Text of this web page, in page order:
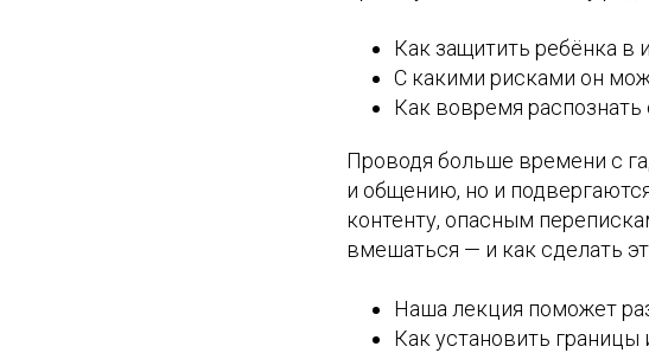
Как защитить ребёнка в
С какими рисками он
Как вовремя распознать
Проводя больше времени с
и общению, но и
контенту, опасным
вмешаться — и как сделать
Наша лекция поможет
Как установить